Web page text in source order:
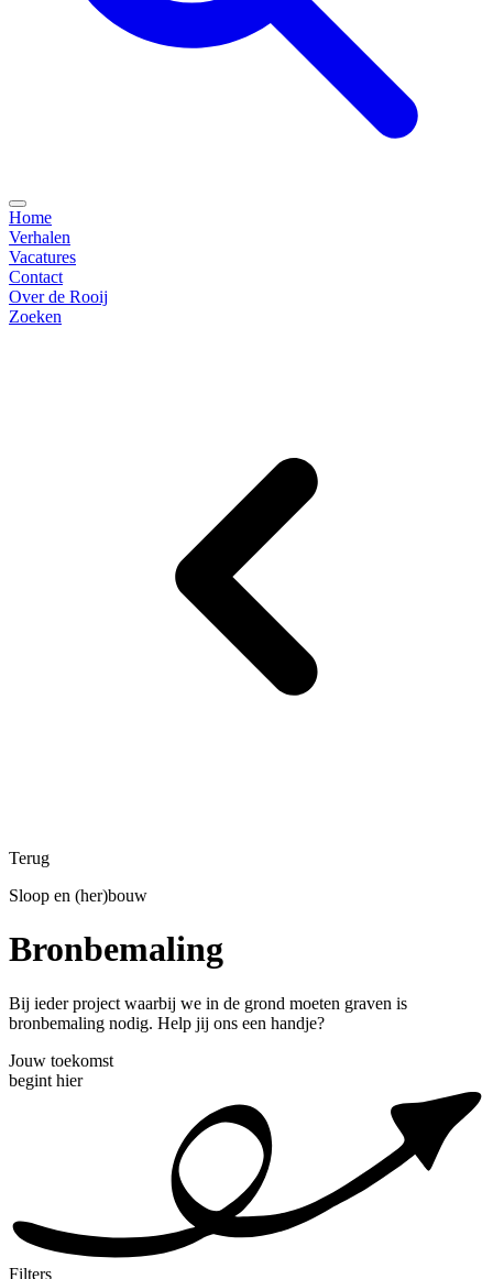
Home
Verhalen
Vacatures
Contact
Over de Rooij
Zoeken
Terug
Sloop en (her)bouw
Bronbemaling
Bij ieder project waarbij we in de grond moeten graven is
bronbemaling nodig. Help jij ons een handje?
Jouw toekomst
begint hier
Filters